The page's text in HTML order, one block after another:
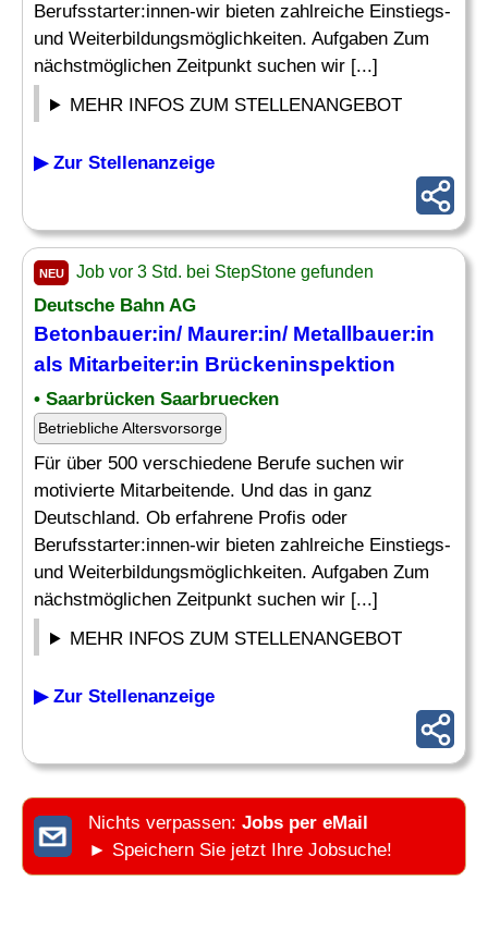
Berufsstarter:innen-wir bieten zahlreiche Einstiegs-
und Weiterbildungsmöglichkeiten. Aufgaben Zum
nächstmöglichen Zeitpunkt suchen wir [...]
MEHR INFOS ZUM STELLENANGEBOT
▶ Zur Stellenanzeige
NEU Job vor 3 Std. bei StepStone gefunden
Deutsche Bahn AG
Betonbauer:in/ Maurer:in/ Metallbauer:in
als Mitarbeiter:in Brückeninspektion
• Saarbrücken Saarbruecken
Betriebliche Altersvorsorge
Für über 500 verschiedene Berufe suchen wir
motivierte Mitarbeitende. Und das in ganz
Deutschland. Ob erfahrene Profis oder
Berufsstarter:innen-wir bieten zahlreiche Einstiegs-
und Weiterbildungsmöglichkeiten. Aufgaben Zum
nächstmöglichen Zeitpunkt suchen wir [...]
MEHR INFOS ZUM STELLENANGEBOT
▶ Zur Stellenanzeige
Nichts verpassen: Jobs per eMail
► Speichern Sie jetzt Ihre Jobsuche!